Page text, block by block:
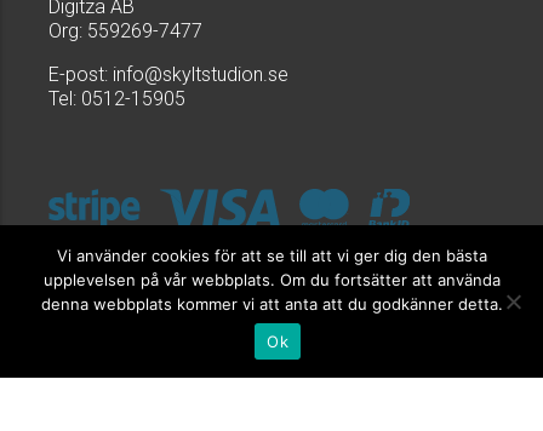
Digitza AB
Org: 559269-7477
E-post: info@skyltstudion.se
Tel: 0512-15905
Vi använder cookies för att se till att vi ger dig den bästa
upplevelsen på vår webbplats. Om du fortsätter att använda
denna webbplats kommer vi att anta att du godkänner detta.
Ok